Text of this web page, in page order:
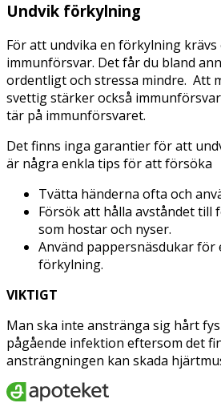
Undvik förkylning
För att undvika en förkylning
immunförsvar. Det får du bland
ordentligt och stressa mindre. Att
svettig stärker också
tär på immunförsvaret.
Det finns inga garantier för att
är några enkla tips för att försöka
Tvätta händerna ofta och
Försök att hålla avståndet till
som hostar och nyser.
Använd pappersnäsdukar för
förkylning.
VIKTIGT
Man ska inte anstränga sig hårt
pågående infektion eftersom det
ansträngningen kan skada